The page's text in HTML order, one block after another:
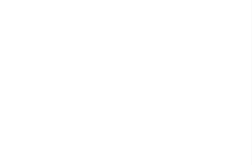
de votre navigateur Web si
pas recevoir de cookies ou si
régler votre navigateur pour qu’il
lorsque vous recevez un cookie.
la section « Aide » de votre
savoir comment changer vos
ce qui a trait aux cookies. Si
tous les cookies, vous pourriez